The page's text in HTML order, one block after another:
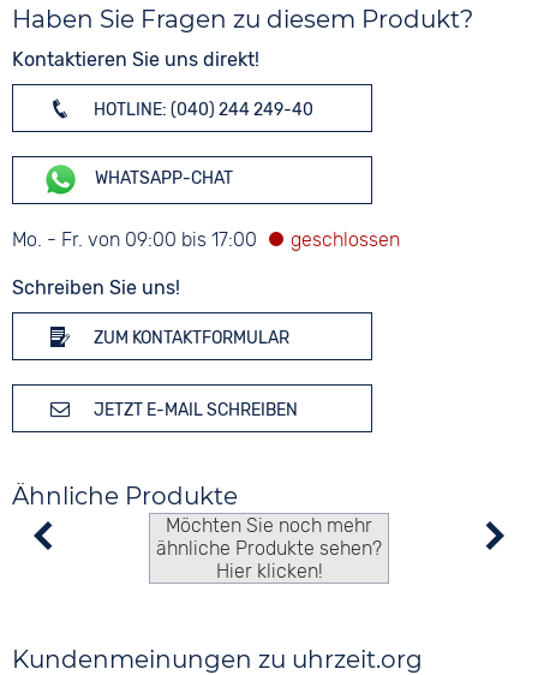
Haben Sie Fragen zu diesem Produkt?
Kontaktieren Sie uns direkt!
HOTLINE: (040) 244 249-40
WHATSAPP-CHAT
Mo. - Fr. von 09:00 bis 17:00
Schreiben Sie uns!
ZUM KONTAKTFORMULAR
JETZT E-MAIL SCHREIBEN
Ähnliche Produkte
Möchten Sie noch mehr
ähnliche Produkte sehen?
Hier klicken!
Kundenmeinungen zu uhrzeit.org